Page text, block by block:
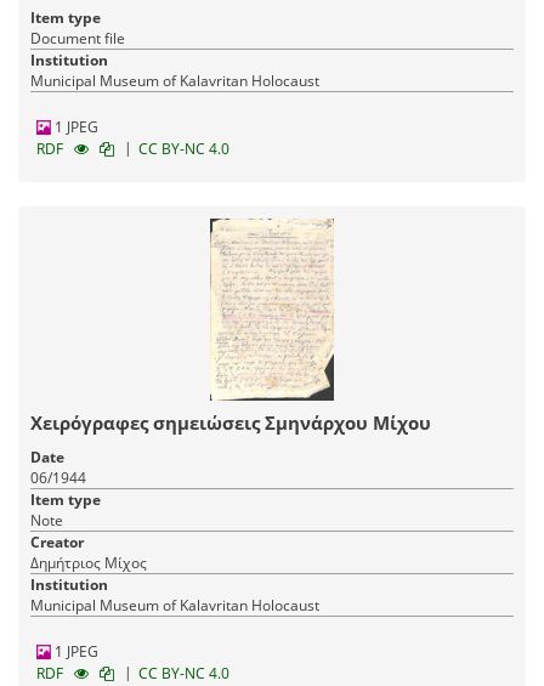
Item type
Document file
Institution
Municipal Museum of Kalavritan Holocaust
1 JPEG
RDF
| CC BY-NC 4.0
Χειρόγραφες σημειώσεις Σμηνάρχου Μίχου
Date
06/1944
Item type
Note
Creator
Δημήτριος Μίχος
Institution
Municipal Museum of Kalavritan Holocaust
1 JPEG
RDF
| CC BY-NC 4.0